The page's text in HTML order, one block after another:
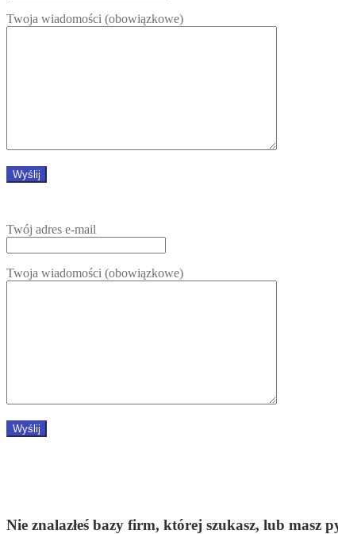
Twoja wiadomości (obowiązkowe)
Twój adres e-mail
Twoja wiadomości (obowiązkowe)
Nie znalazłeś bazy firm, której szukasz, lub